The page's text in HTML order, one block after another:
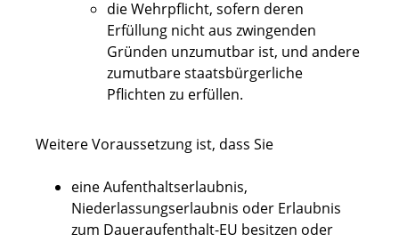
die Wehrpflicht, sofern deren
Erfüllung nicht aus zwingenden
Gründen unzumutbar ist, und andere
zumutbare staatsbürgerliche
Pflichten zu erfüllen.
Weitere Voraussetzung ist, dass Sie
eine Aufenthaltserlaubnis,
Niederlassungserlaubnis oder Erlaubnis
zum Daueraufenthalt-EU besitzen oder